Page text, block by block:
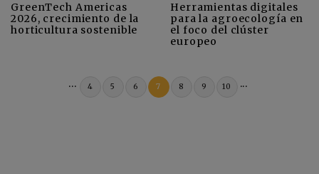
GreenTech Americas
2026, crecimiento de la
horticultura sostenible
Herramientas digitales
para la agroecología en
el foco del clúster
europeo
... 4 5 6 7 8 9 10 ...